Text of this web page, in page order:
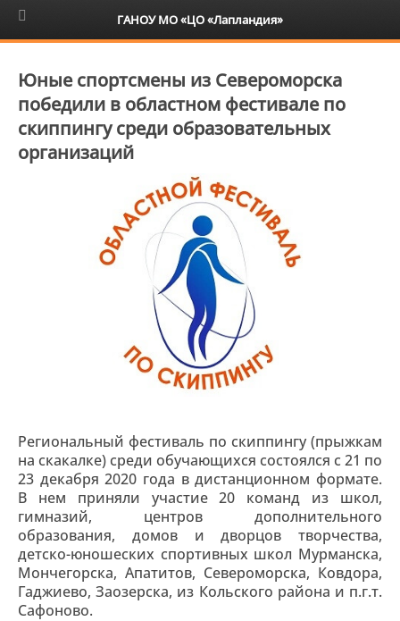
6+
Юные спортсмены из Североморска
победили в областном фестивале по
скиппингу среди образовательных
организаций
Региональный фестиваль по скиппингу (прыжкам
на скакалке) среди обучающихся состоялся с 21 по
23 декабря 2020 года в дистанционном формате.
В нем приняли участие 20 команд из школ,
гимназий, центров дополнительного
образования, домов и дворцов творчества,
детско-юношеских спортивных школ Мурманска,
Мончегорска, Апатитов, Североморска, Ковдора,
Гаджиево, Заозерска, из Кольского района и п.г.т.
Сафоново.
ГАНОУ МО «ЦО «Лапландия»